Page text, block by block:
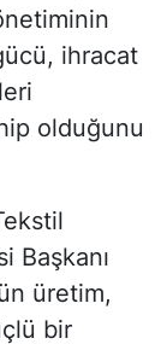
ihracat
olduğunu
Başkanı
üretim,
bir